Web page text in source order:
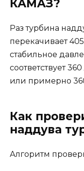
КАМАЗ?
Раз турбина
перекачивает
стабильное
соответствует
или примерно
Как
наддува
Алгоритм